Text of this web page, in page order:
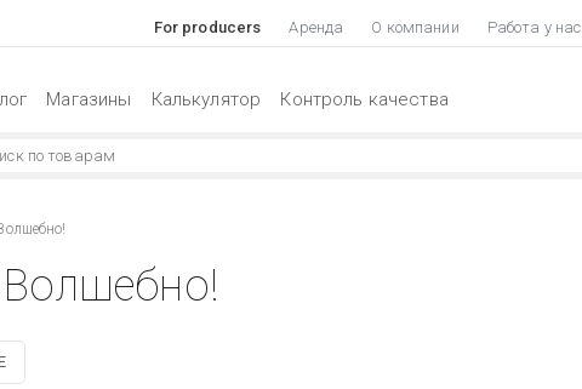
For producers Аренда О компании Работа у нас
Магазины Калькулятор Контроль качества